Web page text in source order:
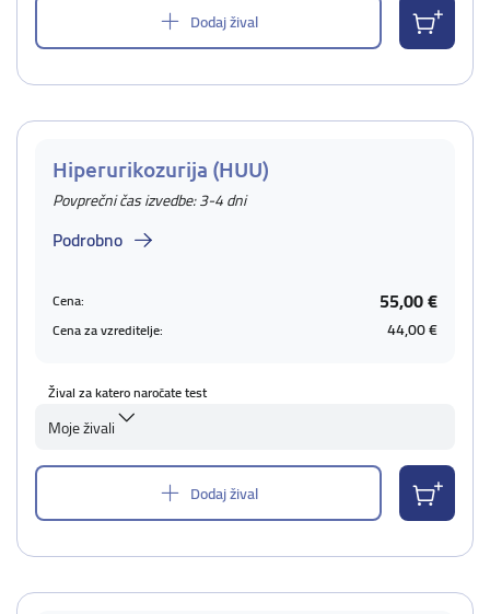
Dodaj žival
Hiperurikozurija (HUU)
Povprečni čas izvedbe: 3-4 dni
Podrobno
Cena: 55,00 €
Cena za vzreditelje: 44,00 €
Žival za katero naročate test
Moje živali
Dodaj žival